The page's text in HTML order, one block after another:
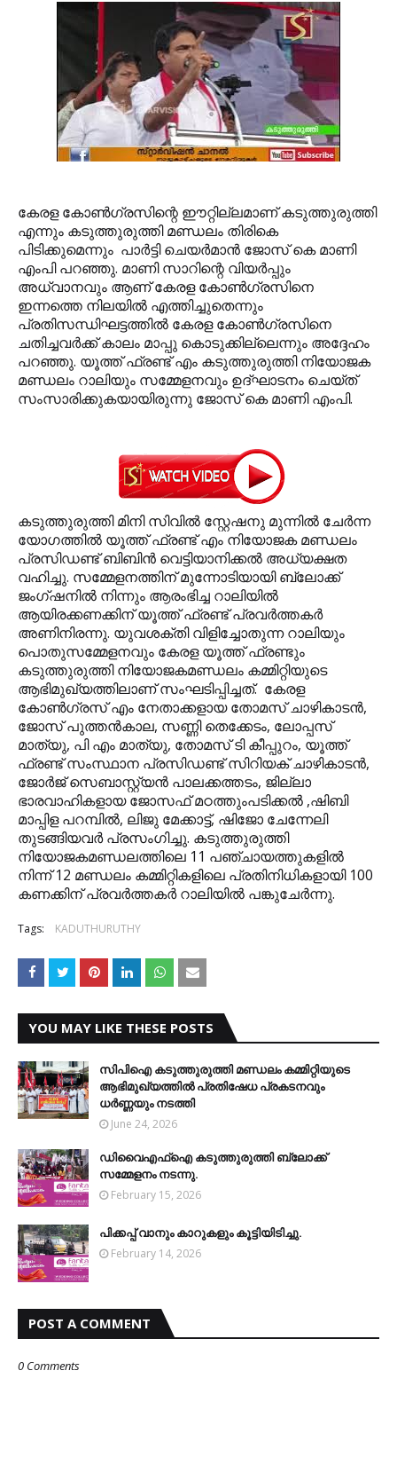
കേരള കോണ്‍ഗ്രസിന്റെ ഈറ്റില്ലമാണ് കടുത്തുരുത്തി
എന്നും കടുത്തുരുത്തി മണ്ഡലം തിരികെ
പിടിക്കുമെന്നും പാര്‍ട്ടി ചെയര്‍മാന്‍ ജോസ് കെ മാണി
എംപി പറഞ്ഞു. മാണി സാറിന്റെ വിയര്‍പ്പും
അധ്വാനവും ആണ് കേരള കോണ്‍ഗ്രസിനെ
ഇന്നത്തെ നിലയില്‍ എത്തിച്ചുതെന്നും
പ്രതിസന്ധിഘട്ടത്തില്‍ കേരള കോണ്‍ഗ്രസിനെ
ചതിച്ചവര്‍ക്ക് കാലം മാപ്പു കൊടുക്കില്ലെന്നും അദ്ദേഹം
പറഞ്ഞു. യൂത്ത് ഫ്രണ്ട് എം കടുത്തുരുത്തി നിയോജക
മണ്ഡലം റാലിയും സമ്മേളനവും ഉദ്ഘാടനം ചെയ്ത്
സംസാരിക്കുകയായിരുന്നു ജോസ് കെ മാണി എംപി.
കടുത്തുരുത്തി മിനി സിവില്‍ സ്റ്റേഷനു മുന്നില്‍ ചേര്‍ന്ന
യോഗത്തില്‍ യൂത്ത് ഫ്രണ്ട് എം നിയോജക മണ്ഡലം
പ്രസിഡണ്ട് ബിബിന്‍ വെട്ടിയാനിക്കല്‍ അധ്യക്ഷത
വഹിച്ചു. സമ്മേളനത്തിന് മുന്നോടിയായി ബ്ലോക്ക്
ജംഗ്ഷനില്‍ നിന്നും ആരംഭിച്ച റാലിയില്‍
ആയിരക്കണക്കിന് യൂത്ത് ഫ്രണ്ട് പ്രവര്‍ത്തകര്‍
അണിനിരന്നു. യുവശക്തി വിളിച്ചോതുന്ന റാലിയും
പൊതുസമ്മേളനവും കേരള യൂത്ത് ഫ്രണ്ടും
കടുത്തുരുത്തി നിയോജകമണ്ഡലം കമ്മിറ്റിയുടെ
ആഭിമുഖ്യത്തിലാണ് സംഘടിപ്പിച്ചത്. കേരള
കോണ്‍ഗ്രസ് എം നേതാക്കളായ തോമസ് ചാഴികാടന്‍,
ജോസ് പുത്തന്‍കാല, സണ്ണി തെക്കേടം, ലോപ്പസ്
മാത്യു, പി എം മാത്യു, തോമസ് ടി കീപ്പുറം, യൂത്ത്
ഫ്രണ്ട് സംസ്ഥാന പ്രസിഡണ്ട് സിറിയക് ചാഴികാടന്‍,
ജോര്‍ജ് സെബാസ്റ്റ്യന്‍ പാലക്കത്തടം, ജില്ലാ
ഭാരവാഹികളായ ജോസഫ് മഠത്തുംപടിക്കല്‍ ,ഷിബി
മാപ്പിള പറമ്പില്‍, ലിജു മേക്കാട്ട്, ഷിജോ ചേന്നേലി
തുടങ്ങിയവര്‍ പ്രസംഗിച്ചു. കടുത്തുരുത്തി
നിയോജകമണ്ഡലത്തിലെ 11 പഞ്ചായത്തുകളില്‍
നിന്ന് 12 മണ്ഡലം കമ്മിറ്റികളിലെ പ്രതിനിധികളായി 100
കണക്കിന് പ്രവര്‍ത്തകര്‍ റാലിയില്‍ പങ്കുചേര്‍ന്നു.
Tags: KADUTHURUTHY
YOU MAY LIKE THESE POSTS
സിപിഐ കടുത്തുരുത്തി മണ്ഡലം കമ്മിറ്റിയുടെ
ആഭിമുഖ്യത്തില്‍ പ്രതിഷേധ പ്രകടനവും
ധര്‍ണ്ണയും നടത്തി
June 24, 2026
ഡിവൈഎഫ്‌ഐ കടുത്തുരുത്തി ബ്ലോക്ക്
സമ്മേളനം നടന്നു.
February 15, 2026
പിക്കപ്പ് വാനും കാറുകളും കൂട്ടിയിടിച്ചു.
February 14, 2026
POST A COMMENT
0 Comments